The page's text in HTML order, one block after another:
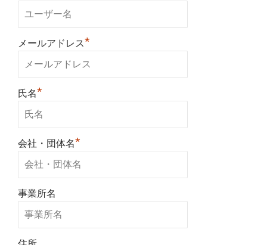
メールアドレス*
氏名*
会社・団体名*
事業所名